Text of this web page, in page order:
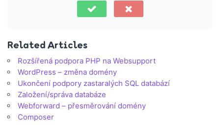
Related Articles
Rozšířená podpora PHP na Websupport
WordPress – změna domény
Ukončení podpory zastaralých SQL databází
Založení/správa databáze
Webforward – přesměrování domény
Composer